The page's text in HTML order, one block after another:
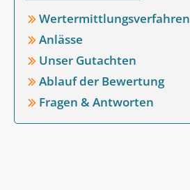
Wertermittlungsverfahren
Anlässe
Unser Gutachten
Ablauf der Bewertung
Fragen & Antworten